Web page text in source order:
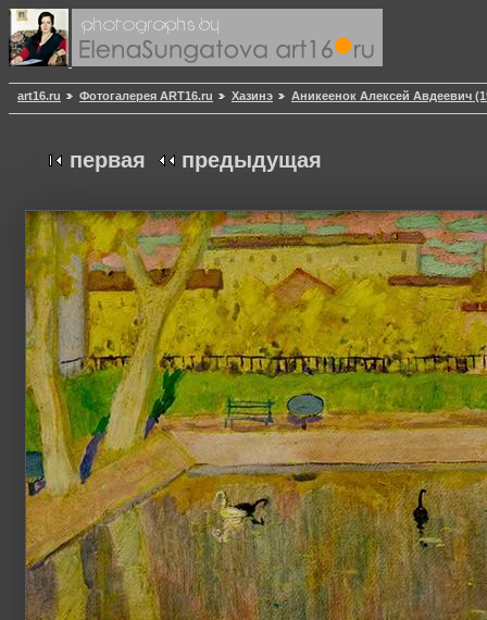
art16.ru Фотогалерея ART16.ru Хазинэ Аникеенок Алексей Авдеевич
первая предыдущая